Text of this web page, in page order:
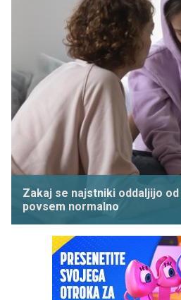
Zakaj se najstniki oddaljijo
povsem normalno